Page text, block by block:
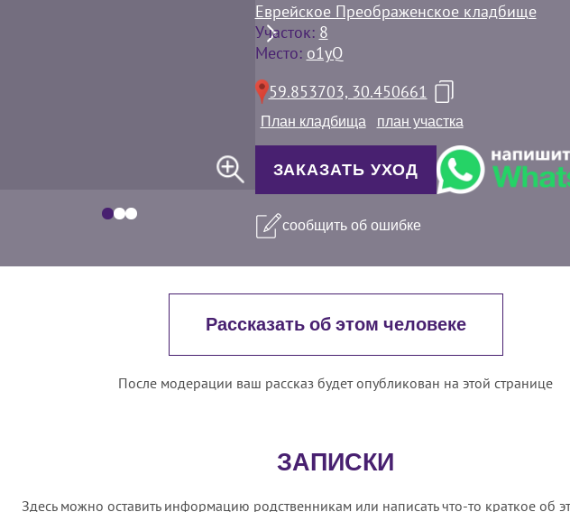
Еврейское Преображенское кладбище
Участок: 8
Место: o1yQ
59.853703, 30.450661
План кладбища план участка
ЗАКАЗАТЬ УХОД
сообщить об ошибке
Рассказать об этом человеке
После модерации ваш рассказ будет опубликован на этой странице
ЗАПИСКИ
Здесь можно оставить информацию родственникам или написать что-то краткое об